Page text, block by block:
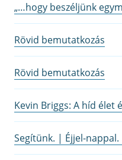
„…hogy beszéljünk
Rövid bemutatkozás
Rövid bemutatkozás
Kevin Briggs: A híd élet
Segítünk. | Éjjel-